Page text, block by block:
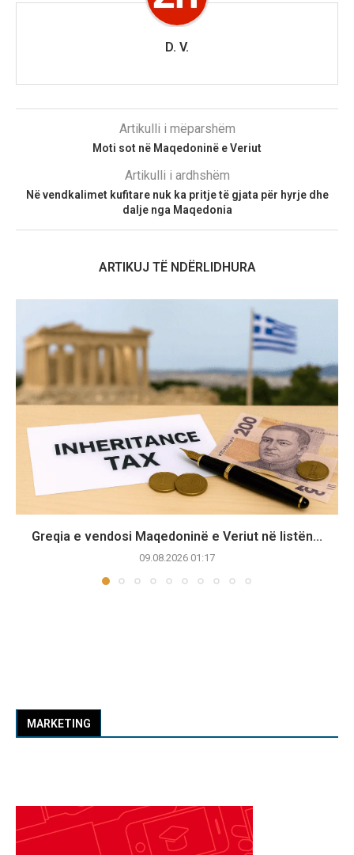
D. V.
Artikulli i mëparshëm
Moti sot në Maqedoninë e Veriut
Artikulli i ardhshëm
Në vendkalimet kufitare nuk ka pritje të gjata për hyrje dhe
dalje nga Maqedonia
ARTIKUJ TË NDËRLIDHURA
Greqia e vendosi Maqedoninë e Veriut në listën...
09.08.2026 01:17
MARKETING